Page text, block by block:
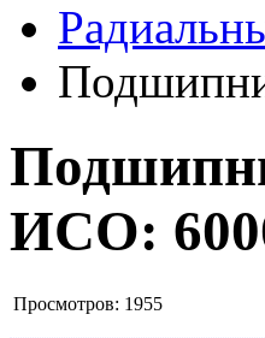
ИСО:
Просмотров: 1955